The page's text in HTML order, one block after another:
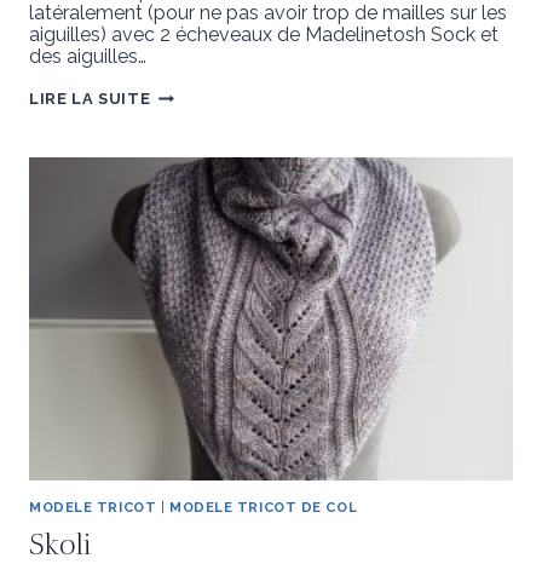
latéralement (pour ne pas avoir trop de mailles sur les
aiguilles) avec 2 écheveaux de Madelinetosh Sock et
des aiguilles…
LIRE LA SUITEUZO
MODELE TRICOT MODELE TRICOT DE COL
Skoli